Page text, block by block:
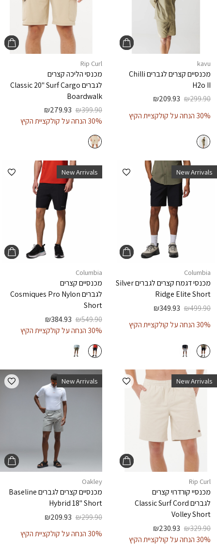
kavu
מכנסיים קצרים לגבריםChilli
H2o II
₪299.90
₪209.93
30% הנחה על קולקציית הקיץ
Rip Curl
מכנסי הליכה קצרים
לגבריםClassic 20" Surf Cargo
Boardwalk
₪399.90
₪279.93
30% הנחה על קולקציית הקיץ
הוספה למועדפים New Arrivals
Columbia
מכנסי דגמח קצרים לגבריםSilver
Ridge Elite Short
₪499.90
₪349.93
30% הנחה על קולקציית הקיץ
New Arrivals
Columbia
מכנסיים קצרים
לגבריםCosmiques Pro Nylon
Short
₪549.90
₪384.93
30% הנחה על קולקציית הקיץ
הוספה למועדפים New Arrivals
Rip Curl
מכנסיי קורדרוי קצרים
לגבריםClassic Surf Cord
Volley Short
₪329.90
₪230.93
30% הנחה על קולקציית הקיץ
New Arrivals
Oakley
מכנסיים קצרים לגבריםBaseline
Hybrid 18" Short
₪299.90
₪209.93
30% הנחה על קולקציית הקיץ